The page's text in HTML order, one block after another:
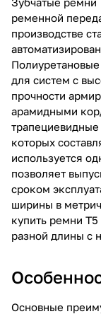
ременной
производстве
для систем с
прочности
арамидными
которых
используется
позволяет
сроком
ширины в
купить ремни Т5
разной длины с
Основные